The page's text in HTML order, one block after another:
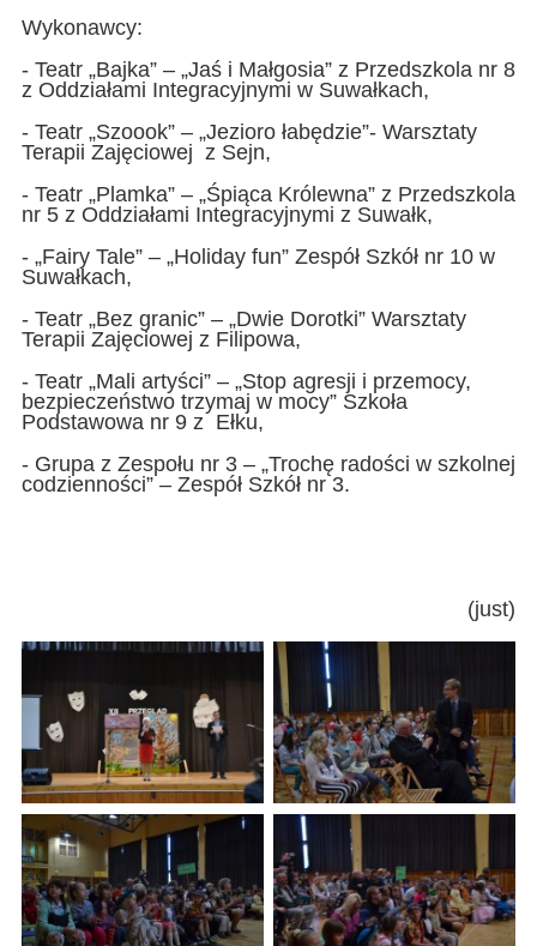
Wykonawcy:
- Teatr „Bajka” – „Jaś i Małgosia” z Przedszkola nr 8
z Oddziałami Integracyjnymi w Suwałkach,
- Teatr „Szoook” – „Jezioro łabędzie”- Warsztaty
Terapii Zajęciowej z Sejn,
- Teatr „Plamka” – „Śpiąca Królewna” z Przedszkola
nr 5 z Oddziałami Integracyjnymi z Suwałk,
- „Fairy Tale” – „Holiday fun” Zespół Szkół nr 10 w
Suwałkach,
- Teatr „Bez granic” – „Dwie Dorotki” Warsztaty
Terapii Zajęciowej z Filipowa,
- Teatr „Mali artyści” – „Stop agresji i przemocy,
bezpieczeństwo trzymaj w mocy” Szkoła
Podstawowa nr 9 z Ełku,
- Grupa z Zespołu nr 3 – „Trochę radości w szkolnej
codzienności” – Zespół Szkół nr 3.
(just)